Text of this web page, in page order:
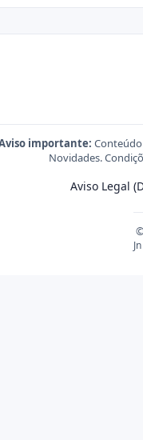
importante:
Novidades.
Aviso Legal